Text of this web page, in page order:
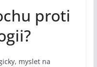
proti
myslet na